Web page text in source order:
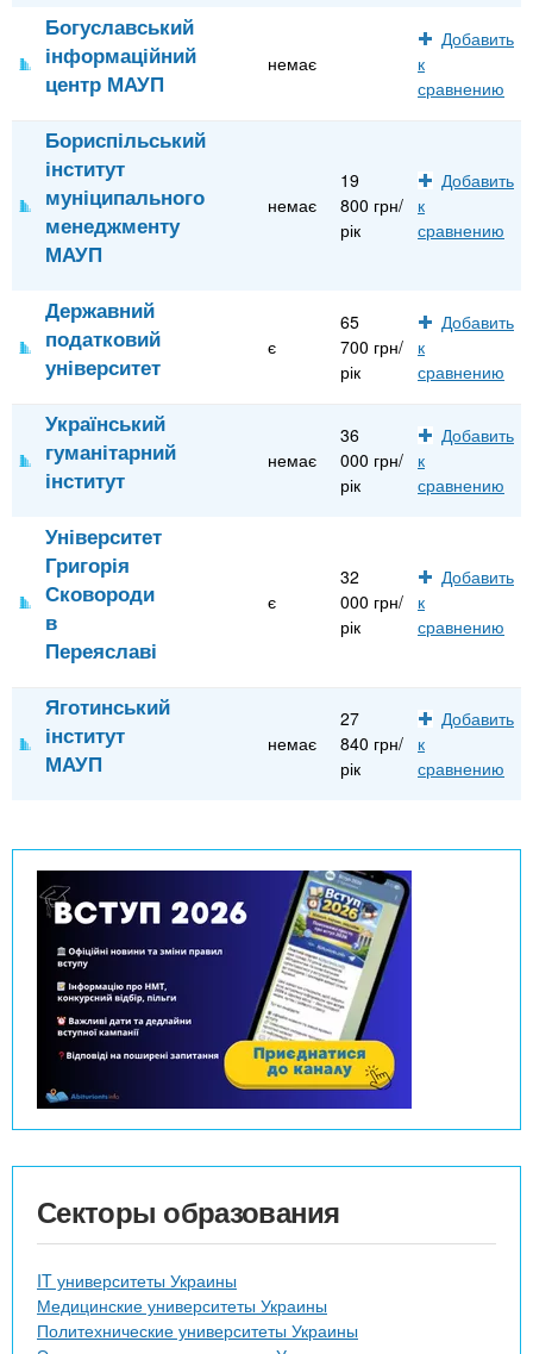
Богуславський
інформаційний
центр МАУП
немає
Добавить
к
сравнению
Бориспільський
інститут
муніципального
менеджменту
МАУП
немає
19
800 грн/
рік
Добавить
к
сравнению
Державний
податковий
університет
є
65
700 грн/
рік
Добавить
к
сравнению
Український
гуманітарний
інститут
немає
36
000 грн/
рік
Добавить
к
сравнению
Університет
Григорія
Сковороди
в
Переяславі
є
32
000 грн/
рік
Добавить
к
сравнению
Яготинський
інститут
МАУП
немає
27
840 грн/
рік
Добавить
к
сравнению
Секторы образования
IT университеты Украины
Медицинские университеты Украины
Политехнические университеты Украины